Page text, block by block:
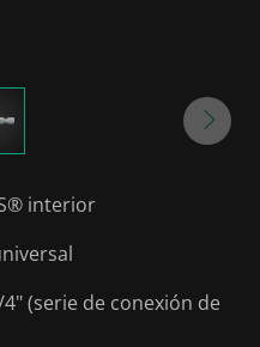
interior
(serie de conexión de